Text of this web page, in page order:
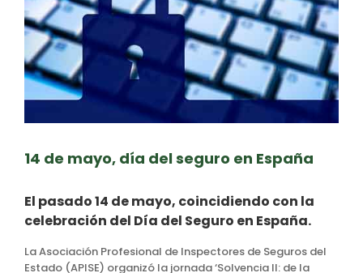
14 de mayo, día del seguro en España
El pasado 14 de mayo, coincidiendo con la
celebración del Día del Seguro en España.
La Asociación Profesional de Inspectores de Seguros del
Estado (APISE) organizó la jornada ‘Solvencia II: de la